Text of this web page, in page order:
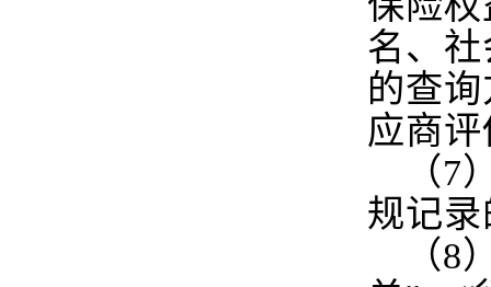
名、
的查
应商
（
规记
（